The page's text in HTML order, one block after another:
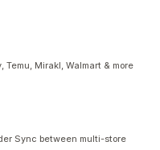
Temu, Mirakl, Walmart & more
Sync between multi-store